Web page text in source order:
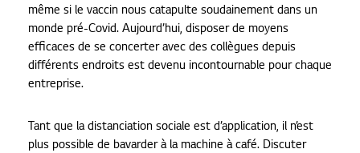
même si le vaccin nous catapulte soudainement dans un
monde pré-Covid. Aujourd’hui, disposer de moyens
efficaces de se concerter avec des collègues depuis
différents endroits est devenu incontournable pour chaque
entreprise.
Tant que la distanciation sociale est d’application, il n’est
plus possible de bavarder à la machine à café. Discuter